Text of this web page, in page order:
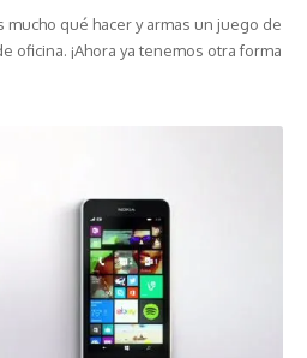
qué hacer y armas un juego de
oficina. ¡Ahora ya tenemos otra forma